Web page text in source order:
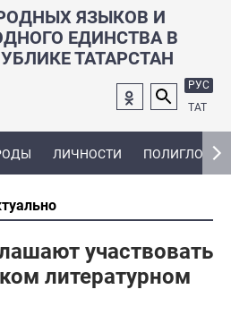
ЯЗЫКОВ И
ЕДИНСТВА В
ТАТАРСТАН
РУС
ТАТ
ЛИЧНОСТИ ПОЛИГЛОТ
участвовать
литературном